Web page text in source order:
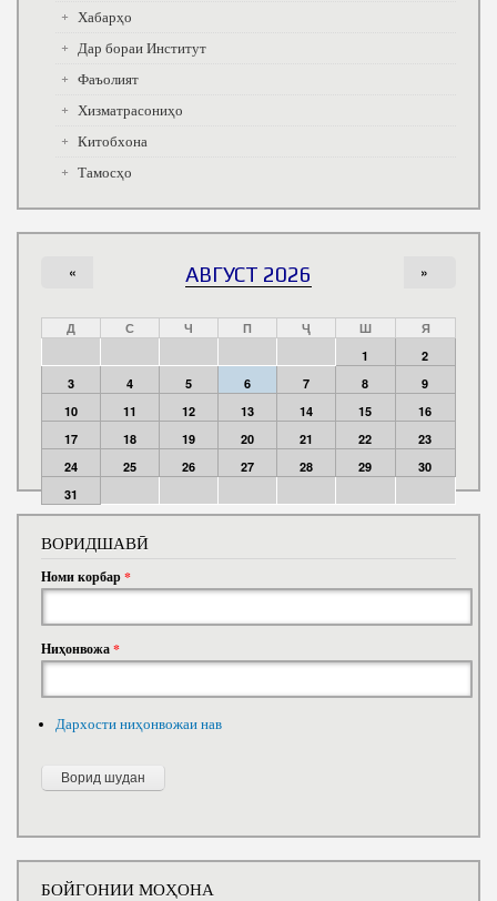
Хабарҳо
Дар бораи Институт
Фаъолият
Хизматрасониҳо
Китобхона
Тамосҳо
АВГУСТ 2026
« »
Д С Ч П Ҷ Ш
Я
1
2
3
4 5 6 7 8
9
10
11 12 13 14 15
16
17
18 19 20 21 22
23
24
25 26 27 28 29
30
31
ВОРИДШАВӢ
Номи корбар*
Ниҳонвожа*
Дархости ниҳонвожаи нав
БОЙГОНИИ МОҲОНА